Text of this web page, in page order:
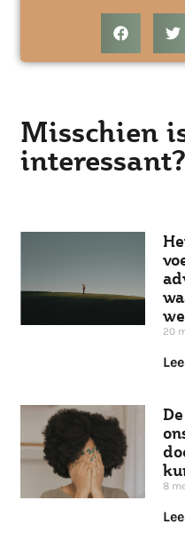
Misschien
interessant?
20
8